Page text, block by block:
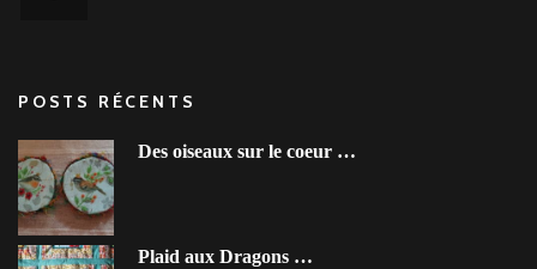
POSTS RÉCENTS
Des oiseaux sur le coeur …
Plaid aux Dragons …